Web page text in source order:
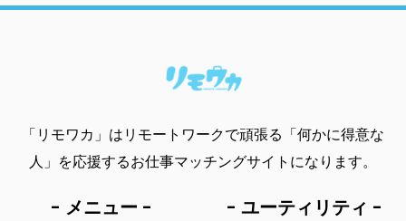
「リモワカ」はリモートワークで頑張る「何かに得意な
人」を応援するお仕事マッチングサイトになります。
- メニュー - - ユーティリティ -